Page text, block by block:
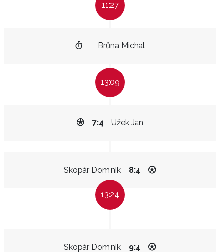
11:27
Brůna Michal
13:09
Užek Jan
7:4
Skopár Dominik 8:4
13:24
Skopár Dominik 9:4